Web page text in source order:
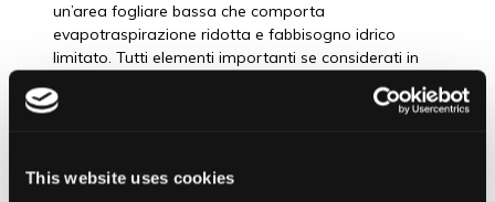
This website uses cookies
un’area fogliare bassa che comporta
evapotraspirazione ridotta e fabbisogno idrico
limitato. Tutti elementi importanti se considerati in
vigneti ai cambiamenti climatici, in cui il metodo di